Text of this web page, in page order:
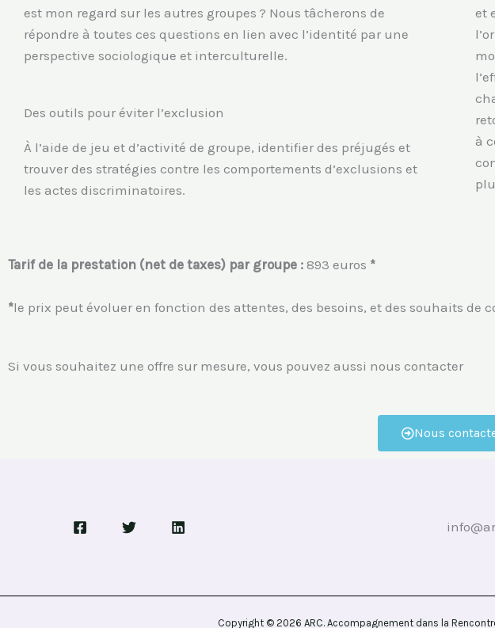
est mon regard sur les autres groupes ? Nous tâcherons de
répondre à toutes ces questions en lien avec l’identité par une
perspective sociologique et interculturelle.
Des outils pour éviter l’exclusion
À l’aide de jeu et d’activité de groupe, identifier des préjugés et
trouver des stratégies contre les comportements d’exclusions et
les actes discriminatoires.
et
à
Tarif de la prestation (net de taxes) par groupe : 893 euros *
*le prix peut évoluer en fonction des attentes, des besoins, et des souhaits de
Si vous souhaitez une offre sur mesure, vous pouvez aussi nous contacter
Nous
Copyright © 2026 ARC. Accompagnement dans la